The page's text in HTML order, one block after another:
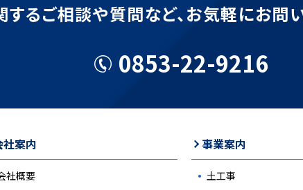
るご相談や質問など、お気軽にお問
0853-22-9216
社案内
社概要
事業案内
土工事